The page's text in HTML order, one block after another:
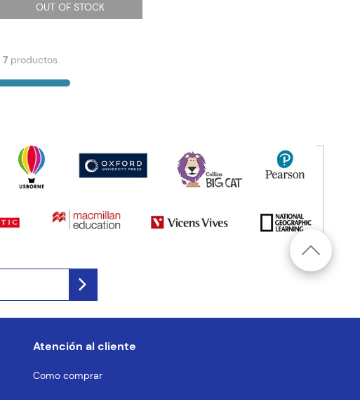
OUT OF STOCK
7 productos
Atención al cliente
Como comprar